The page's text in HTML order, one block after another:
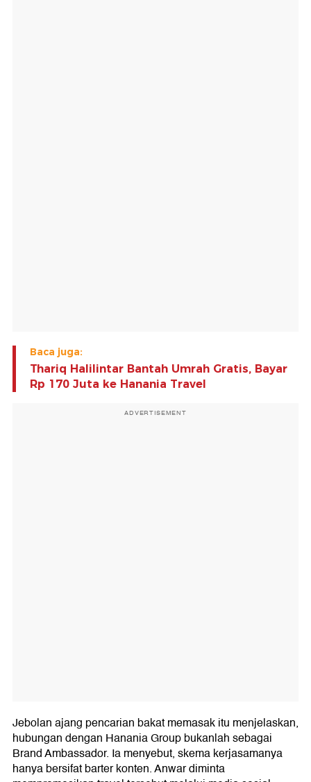
Baca juga:
Thariq Halilintar Bantah Umrah Gratis, Bayar
Rp 170 Juta ke Hanania Travel
ADVERTISEMENT
Jebolan ajang pencarian bakat memasak itu menjelaskan,
hubungan dengan Hanania Group bukanlah sebagai
Brand Ambassador. Ia menyebut, skema kerjasamanya
hanya bersifat barter konten. Anwar diminta